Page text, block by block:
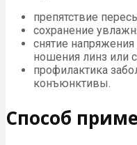
препятствие
сохранение
снятие
ношения линз или
профилактика
конъюнктивы.
Способ